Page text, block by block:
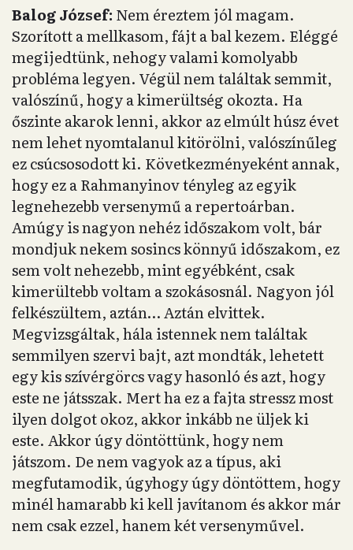
Balog József: Nem éreztem jól magam.
Szorított a mellkasom, fájt a bal kezem. Eléggé
megijedtünk, nehogy valami komolyabb
probléma legyen. Végül nem találtak semmit,
valószínű, hogy a kimerültség okozta. Ha
őszinte akarok lenni, akkor az elmúlt húsz évet
nem lehet nyomtalanul kitörölni, valószínűleg
ez csúcsosodott ki. Következményeként annak,
hogy ez a Rahmanyinov tényleg az egyik
legnehezebb versenymű a repertoárban.
Amúgy is nagyon nehéz időszakom volt, bár
mondjuk nekem sosincs könnyű időszakom, ez
sem volt nehezebb, mint egyébként, csak
kimerültebb voltam a szokásosnál. Nagyon jól
felkészültem, aztán… Aztán elvittek.
Megvizsgáltak, hála istennek nem találtak
semmilyen szervi bajt, azt mondták, lehetett
egy kis szívérgörcs vagy hasonló és azt, hogy
este ne játsszak. Mert ha ez a fajta stressz most
ilyen dolgot okoz, akkor inkább ne üljek ki
este. Akkor úgy döntöttünk, hogy nem
játszom. De nem vagyok az a típus, aki
megfutamodik, úgyhogy úgy döntöttem, hogy
minél hamarabb ki kell javítanom és akkor már
nem csak ezzel, hanem két versenyművel.